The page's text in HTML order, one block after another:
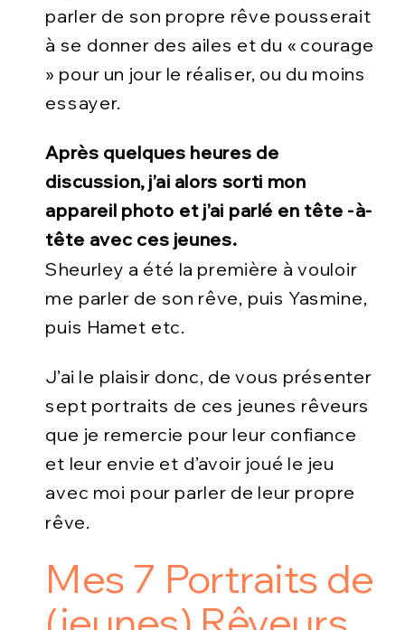
parler de son propre rêve pousserait
à se donner des ailes et du « courage
» pour un jour le réaliser, ou du moins
essayer.
Après quelques heures de
discussion, j’ai alors sorti mon
appareil photo et j’ai parlé en tête -à-
tête avec ces jeunes.
Sheurley a été la première à vouloir
me parler de son rêve, puis Yasmine,
puis Hamet etc.
J’ai le plaisir donc, de vous présenter
sept portraits de ces jeunes rêveurs
que je remercie pour leur confiance
et leur envie et d’avoir joué le jeu
avec moi pour parler de leur propre
rêve.
Mes 7 Portraits de